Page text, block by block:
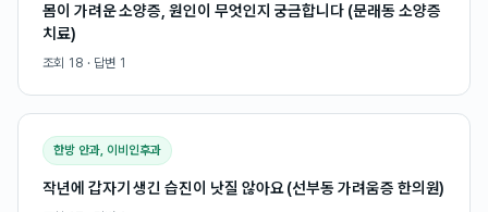
몸이 가려운 소양증, 원인이 무엇인지 궁금합니다 (문래동 소양증
치료)
조회 18 · 답변 1
한방 안과, 이비인후과
작년에 갑자기 생긴 습진이 낫질 않아요 (선부동 가려움증 한의원)